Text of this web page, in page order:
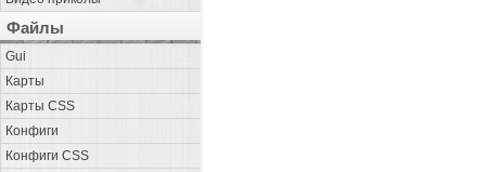
Файлы
Gui
Карты
Карты CSS
Конфиги
Конфиги CSS